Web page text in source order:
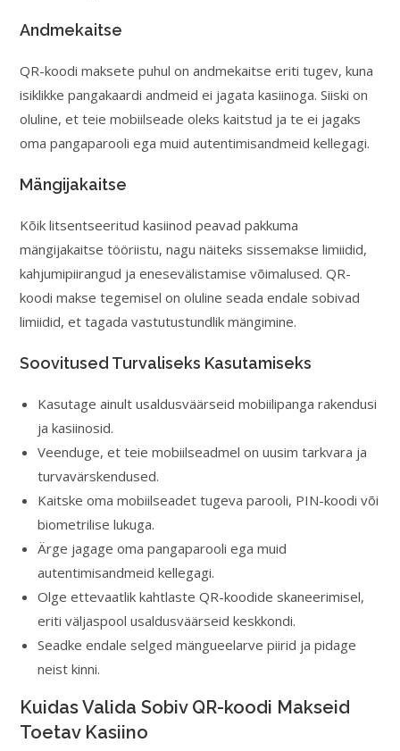
Andmekaitse
QR-koodi maksete puhul on andmekaitse eriti tugev, kuna
isiklikke pangakaardi andmeid ei jagata kasiinoga. Siiski on
oluline, et teie mobiilseade oleks kaitstud ja te ei jagaks
oma pangaparooli ega muid autentimisandmeid kellegagi.
Mängijakaitse
Kõik litsentseeritud kasiinod peavad pakkuma
mängijakaitse tööriistu, nagu näiteks sissemakse limiidid,
kahjumipiirangud ja enesevälistamise võimalused. QR-
koodi makse tegemisel on oluline seada endale sobivad
limiidid, et tagada vastutustundlik mängimine.
Soovitused Turvaliseks Kasutamiseks
Kasutage ainult usaldusväärseid mobiilipanga rakendusi
ja kasiinosid.
Veenduge, et teie mobiilseadmel on uusim tarkvara ja
turvavärskendused.
Kaitske oma mobiilseadet tugeva parooli, PIN-koodi või
biometrilise lukuga.
Ärge jagage oma pangaparooli ega muid
autentimisandmeid kellegagi.
Olge ettevaatlik kahtlaste QR-koodide skaneerimisel,
eriti väljaspool usaldusväärseid keskkondi.
Seadke endale selged mängueelarve piirid ja pidage
neist kinni.
Kuidas Valida Sobiv QR-koodi Makseid
Toetav Kasiino